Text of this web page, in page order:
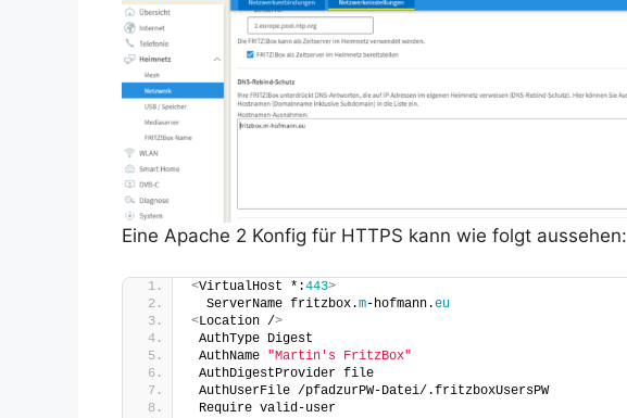
Eine Apache 2 Konfig für HTTPS kann wie folgt aussehen:
<VirtualHost *:443>
  ServerName fritzbox.
m-hofmann.eu
<Location />
AuthType Digest
AuthName "Martin's FritzBox"
AuthDigestProvider file
AuthUserFile /pfadzurPW-Datei/.fritzboxUsersPW
Require valid-user